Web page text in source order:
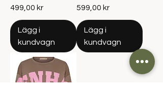
Pris
499,00 kr
Lägg i
kundvagn
Pris
599,00 kr
Lägg i
kundvagn